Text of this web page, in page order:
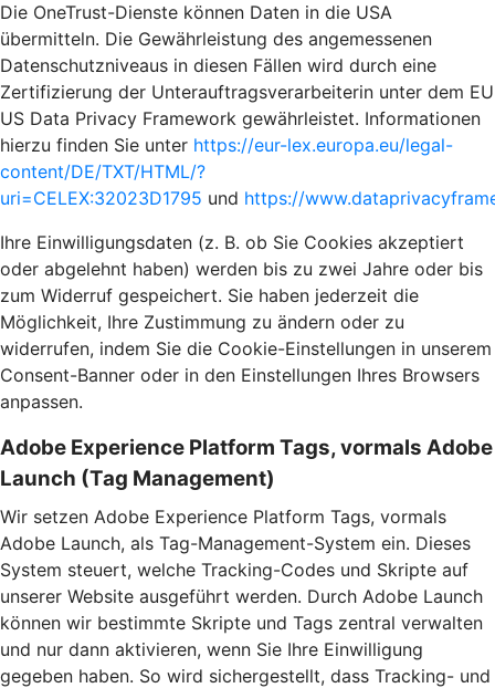
Die OneTrust-Dienste können Daten in die USA
übermitteln. Die Gewährleistung des angemessenen
Datenschutzniveaus in diesen Fällen wird durch eine
Zertifizierung der Unterauftragsverarbeiterin unter dem EU
US Data Privacy Framework gewährleistet. Informationen
hierzu finden Sie unter https://eur-lex.europa.eu/legal-
content/DE/TXT/HTML/?
uri=CELEX:32023D1795 und https://
Ihre Einwilligungsdaten (z. B. ob Sie Cookies akzeptiert
oder abgelehnt haben) werden bis zu zwei Jahre oder bis
zum Widerruf gespeichert. Sie haben jederzeit die
Möglichkeit, Ihre Zustimmung zu ändern oder zu
widerrufen, indem Sie die Cookie-Einstellungen in unserem
Consent-Banner oder in den Einstellungen Ihres Browsers
anpassen.
Adobe Experience Platform Tags, vormals Adobe
Launch (Tag Management)
Wir setzen Adobe Experience Platform Tags, vormals
Adobe Launch, als Tag-Management-System ein. Dieses
System steuert, welche Tracking-Codes und Skripte auf
unserer Website ausgeführt werden. Durch Adobe Launch
können wir bestimmte Skripte und Tags zentral verwalten
und nur dann aktivieren, wenn Sie Ihre Einwilligung
gegeben haben. So wird sichergestellt, dass Tracking- und